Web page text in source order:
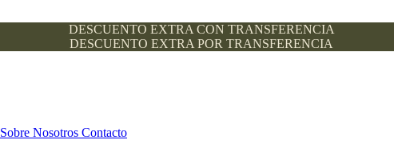
DESCUENTO EXTRA CON TRANSFERENCIA
DESCUENTO EXTRA POR TRANSFERENCIA
Sobre Nosotros Contacto